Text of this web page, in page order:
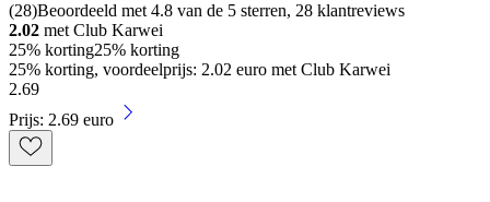
(28)Beoordeeld met 4.8 van de 5 sterren, 28 klantreviews
2.02 met Club Karwei
25% korting25% korting
25% korting, voordeelprijs: 2.02 euro met Club Karwei
2.69
Prijs: 2.69 euro